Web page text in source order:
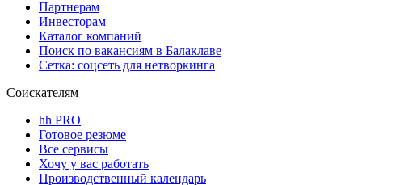
Партнерам
Инвесторам
Каталог компаний
Поиск по вакансиям в Балаклаве
Сетка: соцсеть для нетворкинга
Соискателям
hh PRO
Готовое резюме
Все сервисы
Хочу у вас работать
Производственный календарь